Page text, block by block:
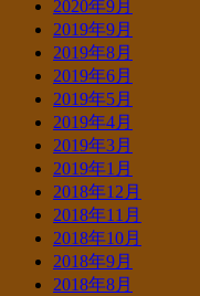
2020年9月
2019年9月
2019年8月
2019年6月
2019年5月
2019年4月
2019年3月
2019年1月
2018年12月
2018年11月
2018年10月
2018年9月
2018年8月